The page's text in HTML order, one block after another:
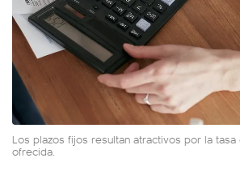
Los plazos fijos resultan atractivos por la
ofrecida.